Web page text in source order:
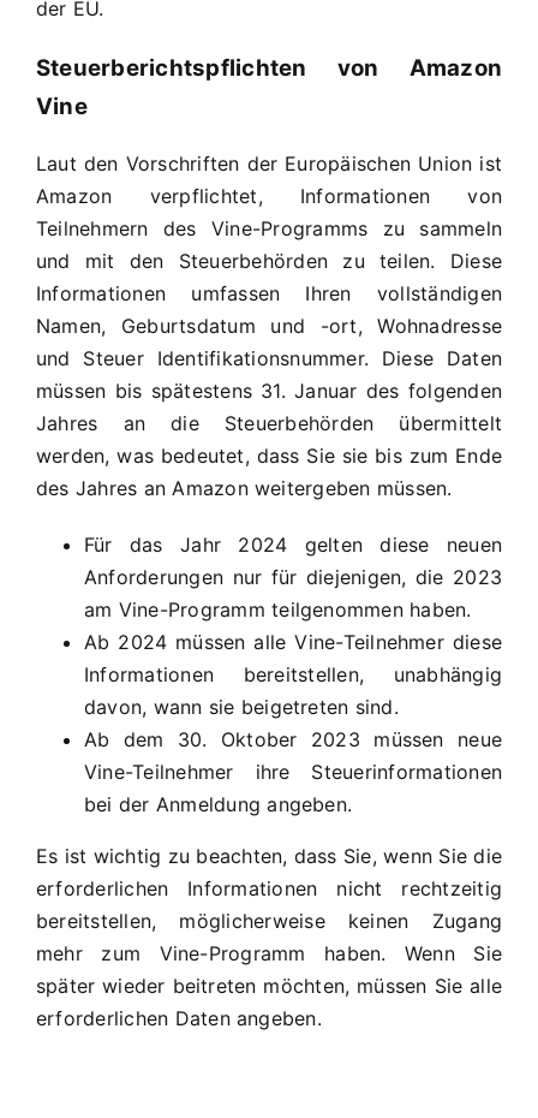
der EU.
Steuerberichtspflichten von Amazon
Vine
Laut den Vorschriften der Europäischen Union ist
Amazon verpflichtet, Informationen von
Teilnehmern des Vine-Programms zu sammeln
und mit den Steuerbehörden zu teilen. Diese
Informationen umfassen Ihren vollständigen
Namen, Geburtsdatum und -ort, Wohnadresse
und Steuer Identifikationsnummer. Diese Daten
müssen bis spätestens 31. Januar des folgenden
Jahres an die Steuerbehörden übermittelt
werden, was bedeutet, dass Sie sie bis zum Ende
des Jahres an Amazon weitergeben müssen.
Für das Jahr 2024 gelten diese neuen
Anforderungen nur für diejenigen, die 2023
am Vine-Programm teilgenommen haben.
Ab 2024 müssen alle Vine-Teilnehmer diese
Informationen bereitstellen, unabhängig
davon, wann sie beigetreten sind.
Ab dem 30. Oktober 2023 müssen neue
Vine-Teilnehmer ihre Steuerinformationen
bei der Anmeldung angeben.
Es ist wichtig zu beachten, dass Sie, wenn Sie die
erforderlichen Informationen nicht rechtzeitig
bereitstellen, möglicherweise keinen Zugang
mehr zum Vine-Programm haben. Wenn Sie
später wieder beitreten möchten, müssen Sie alle
erforderlichen Daten angeben.